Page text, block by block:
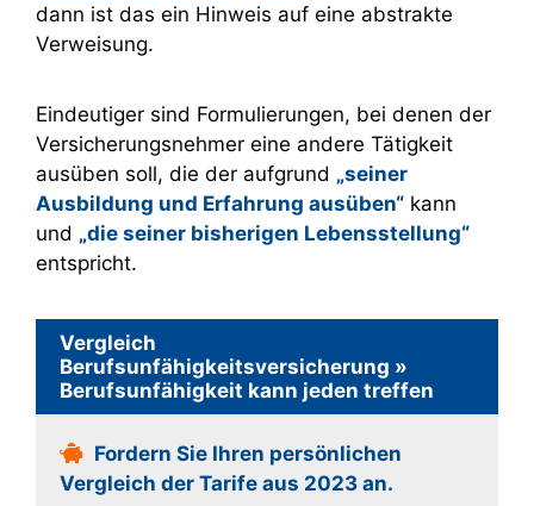
dann ist das ein Hinweis auf eine abstrakte
Verweisung.
Eindeutiger sind Formulierungen, bei denen der
Versicherungsnehmer eine andere Tätigkeit
ausüben soll, die der aufgrund „seiner
Ausbildung und Erfahrung ausüben“ kann
und „die seiner bisherigen Lebensstellung“
entspricht.
Vergleich
Berufsunfähigkeitsversicherung »
Berufsunfähigkeit kann jeden treffen
Fordern Sie Ihren persönlichen
Vergleich der Tarife aus 2023 an.